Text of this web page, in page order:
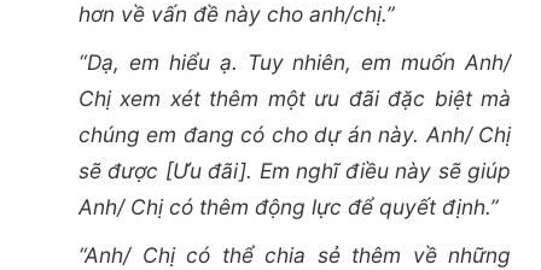
hơn về vấn đề này cho anh/chị.”
“Dạ, em hiểu ạ. Tuy nhiên, em muốn Anh/
Chị xem xét thêm một ưu đãi đặc biệt mà
chúng em đang có cho dự án này. Anh/ Chị
sẽ được [Ưu đãi]. Em nghĩ điều này sẽ giúp
Anh/ Chị có thêm động lực để quyết định.”
“Anh/ Chị có thể chia sẻ thêm về những